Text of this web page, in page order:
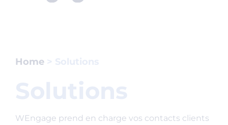
Home
WEngage prend en charge vos contacts clients